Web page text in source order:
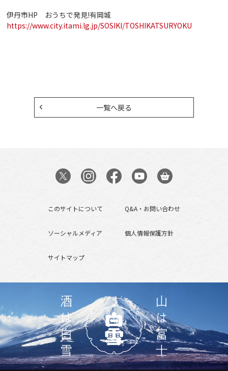
伊丹市HP おうちで発見!有岡城
https://www.city.itami.lg.jp/SOSIKI/TOSHIKATSURYOKU
一覧へ戻る
このサイトについて Q&A・お問い合わせ
ソーシャルメディア 個人情報保護方針
サイトマップ